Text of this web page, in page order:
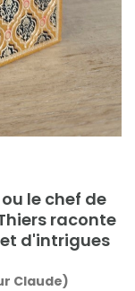
le chef de
raconte
d'intrigues
Claude)